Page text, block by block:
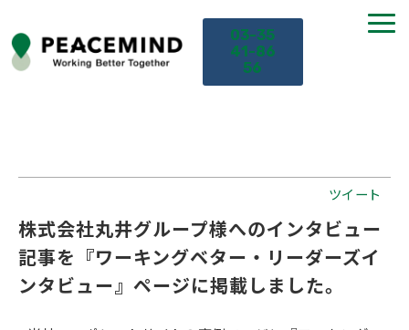
03-35
41-86
56
サービス
課題から探す
セミナー
ツイート
株式会社丸井グループ様へのインタビュー
記事を『ワーキングベター・リーダーズイ
ンタビュー』ページに掲載しました。